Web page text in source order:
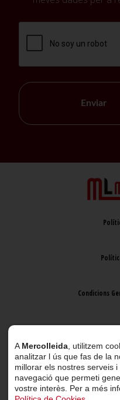
Enviar
Condicions
A Mercolleida , utilitzem
analitzar l ús que fas de la
millorar els nostres serveis
navegació que permeti
vostre interès. Per a més